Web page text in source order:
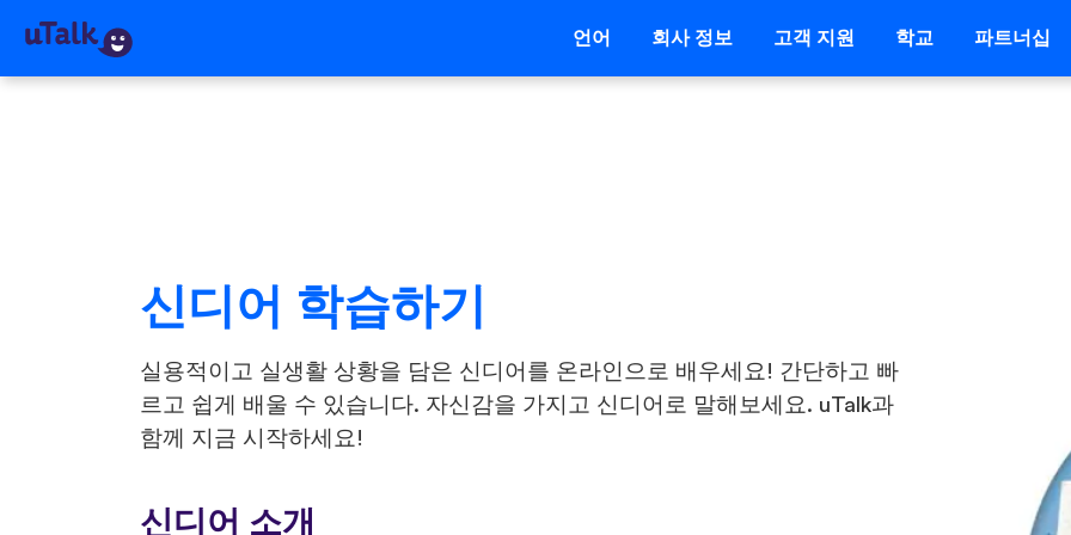
언어 회사 정보 고객 지원 학교 파트너십
신디어 학습하기
실용적이고 실생활 상황을 담은 신디어를 온라인으로 배우세요! 간단하고 빠
르고 쉽게 배울 수 있습니다. 자신감을 가지고 신디어로 말해보세요. uTalk과
함께 지금 시작하세요!
신디어 소개